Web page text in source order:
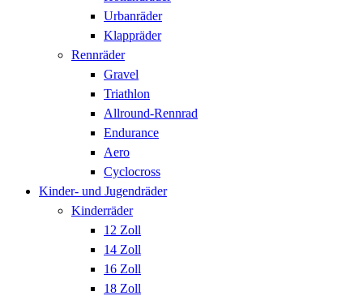
Urbanräder
Klappräder
Rennräder
Gravel
Triathlon
Allround-Rennrad
Endurance
Aero
Cyclocross
Kinder- und Jugendräder
Kinderräder
12 Zoll
14 Zoll
16 Zoll
18 Zoll